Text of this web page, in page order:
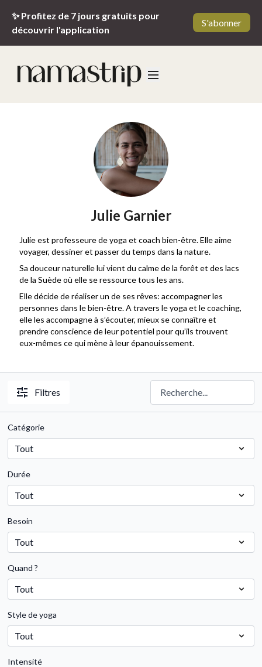
✨ Profitez de 7 jours gratuits pour
découvrir l'application
S'abonner
Julie Garnier
Julie est professeure de yoga et coach bien-être. Elle aime
voyager, dessiner et passer du temps dans la nature.
Sa douceur naturelle lui vient du calme de la forêt et des lacs
de la Suède où elle se ressource tous les ans.
Elle décide de réaliser un de ses rêves: accompagner les
personnes dans le bien-être. A travers le yoga et le coaching,
elle les accompagne à s’écouter, mieux se connaître et
prendre conscience de leur potentiel pour qu’ils trouvent
eux-mêmes ce qui mène à leur épanouissement.
Filtres
Catégorie
Durée
Besoin
Quand ?
Style de yoga
Intensité